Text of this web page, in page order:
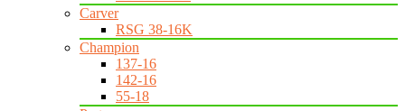
Carver
RSG 38-16K
Champion
137-16
142-16
55-18